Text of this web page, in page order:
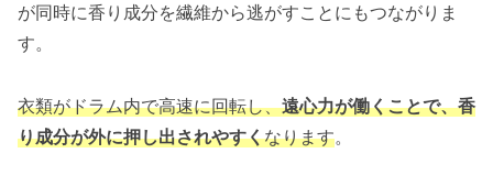
が同時に香り成分を繊維から逃がすことにもつながりま
す。
衣類がドラム内で高速に回転し、遠心力が働くことで、香
り成分が外に押し出されやすくなります。